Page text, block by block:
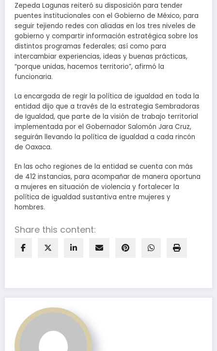
Zepeda Lagunas reiteró su disposición para tender
puentes institucionales con el Gobierno de México, para
seguir tejiendo redes con aliadas en los tres niveles de
gobierno y compartir información estratégica sobre los
distintos programas federales; así como para
intercambiar experiencias, ideas y buenas prácticas,
“porque unidas, hacemos territorio”, afirmó la
funcionaria.
La encargada de regir la política de igualdad en toda la
entidad dijo que a través de la estrategia Sembradoras
de Igualdad, que parte de la visión de trabajo territorial
implementada por el Gobernador Salomón Jara Cruz,
seguirán llevando la política de igualdad a cada rincón
de Oaxaca.
En las ocho regiones de la entidad se cuenta con más
de 412 instancias, para acompañar de manera oportuna
a mujeres en situación de violencia y fortalecer la
política de igualdad sustantiva entre mujeres y
hombres.
Share this content: